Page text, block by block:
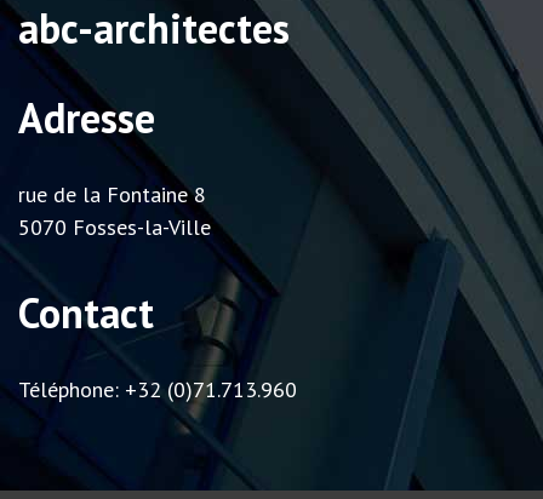
abc-architectes
Adresse
rue de la Fontaine 8
5070 Fosses-la-Ville
Contact
Téléphone: +32 (0)71.713.960